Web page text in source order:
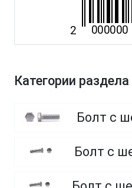
Категории раздела